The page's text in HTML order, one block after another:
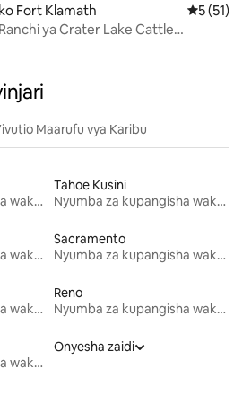
Fort Klamath Ukadiriaji
5 (51)
ya Crater Lake Cattle
Maarufu vya Karibu
Nyumba za kupangisha wakati wa likizo
Tahoe Kusini
Nyumba za kupangisha wakati wa likizo
Nyumba za kupangisha wakati wa likizo
Sacramento
Nyumba za kupangisha wakati wa likizo
Nyumba za kupangisha wakati wa likizo
Reno
Nyumba za kupangisha wakati wa likizo
Nyumba za kupangisha wakati wa likizo
Onyesha zaidi